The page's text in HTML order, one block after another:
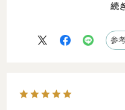
今回手にしたゴーセーリン
ただ本来ハート柄であるは
にはスターに見えてラッキ
続
参